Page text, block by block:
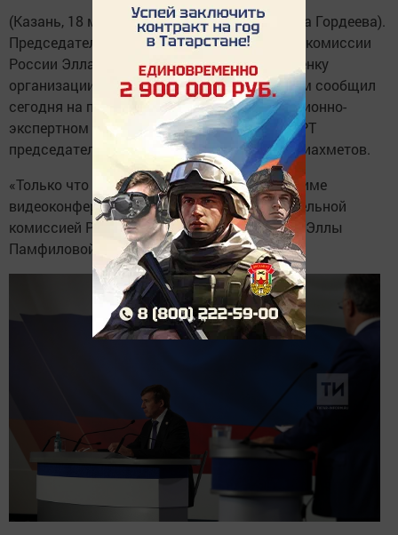
(Казань, 18 марта, «Татар-информ», Надежда Гордеева).
Председатель Центральной избирательной комиссии
России Элла Памфилова дала высокую оценку
организации выборов в Татарстане. Об этом сообщил
сегодня на пресс-конференции в информационно-
экспертном центре Общественной палаты РТ
председатель ЦИК республики Мидхат Шагиахметов.
«Только что завершилось совещание в режиме
видеоконференции с Центральной избирательной
комиссией России под председательством Эллы
Памфиловой», - рассказал спикер.